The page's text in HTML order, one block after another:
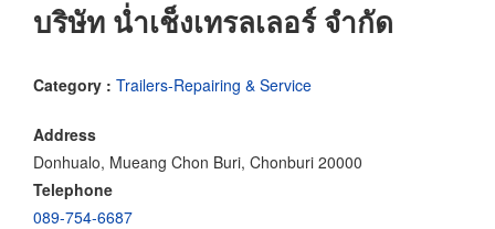
บริษัท น่ำเช็งเทรลเลอร์ จำกัด
Category : Trailers-Repairing & Service
Address
Donhualo, Mueang Chon Buri, Chonburi 20000
Telephone
089-754-6687